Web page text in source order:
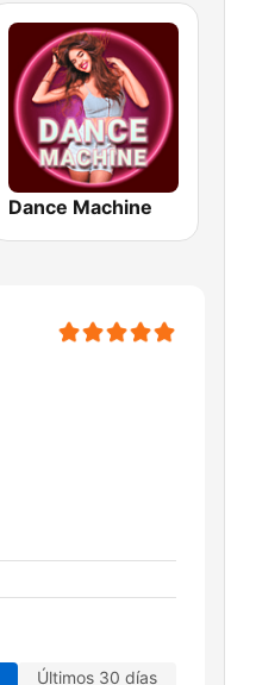
Dance Machine
Últimos 30 días